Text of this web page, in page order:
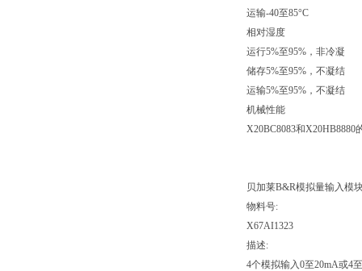
运输-40至85°C
相对湿度
运行5%至95%，非冷凝
储存5%至95%，不凝结
运输5%至95%，不凝结
机械性能
X20BC8083和X20HB8880
贝加莱B&R模拟量输入模
物料号:
X67AI1323
描述:
4个模拟输入0至20mA或4